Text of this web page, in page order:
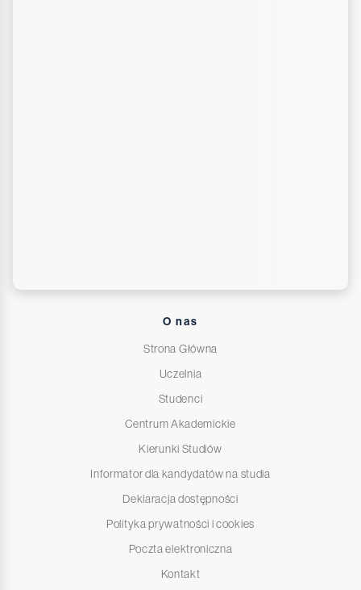
O nas
Strona Główna
Uczelnia
Studenci
Centrum Akademickie
Kierunki Studiów
Informator dla kandydatów na studia
Deklaracja dostępności
Polityka prywatności i cookies
Poczta elektroniczna
Kontakt